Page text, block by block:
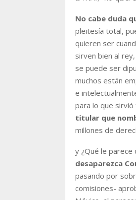
No cabe duda
pleitesía total,
quieren ser
sirven bien al
se puede ser
muchos están
e
para lo que
titular que
millones de
y ¿Qué le
desaparezca
pasando por
comisiones-